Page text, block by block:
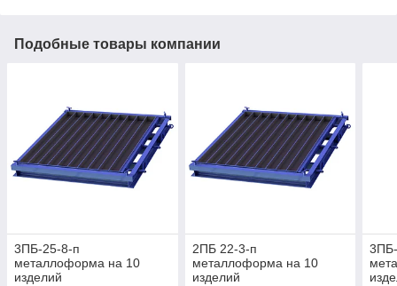
Подобные товары компании
3ПБ-25-8-п
металлоформа на 10
изделий
2ПБ 22-3-п
металлоформа на 10
изделий